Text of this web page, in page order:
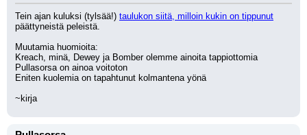
Tein ajan kuluksi (tylsää!) taulukon siitä, milloin kukin on tippunut
päättyneistä peleistä.
Muutamia huomioita:
Kreach, minä, Dewey ja Bomber olemme ainoita tappiottomia
Pullasorsa on ainoa voitoton
Eniten kuolemia on tapahtunut kolmantena yönä
~kirja